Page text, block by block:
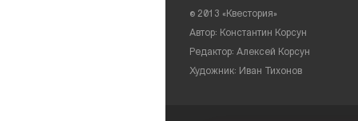
© 2013 «Квестория»
Автор: Константин Корсун
Редактор: Алексей Корсун
Художник: Иван Тихонов